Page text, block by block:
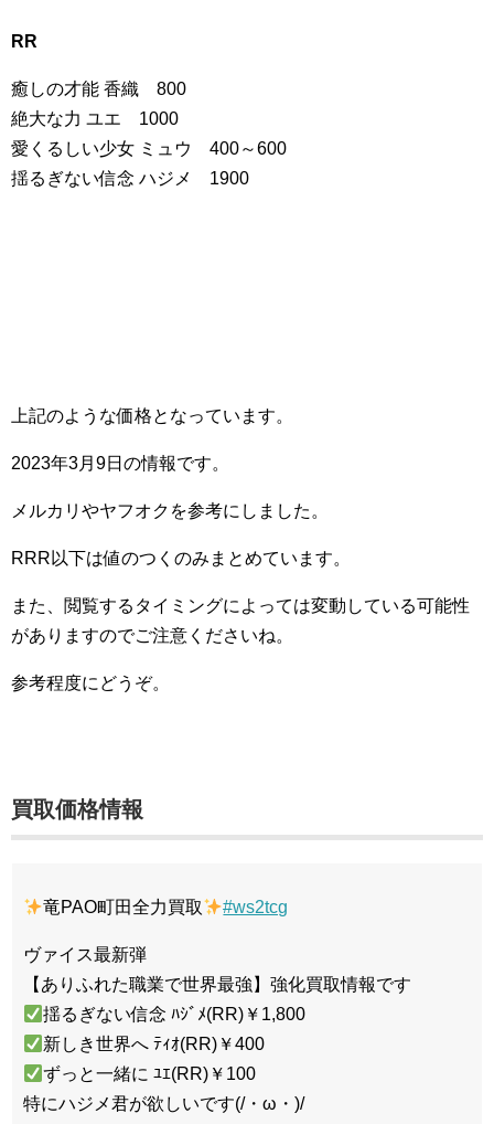
RR
癒しの才能 香織 800
絶大な力 ユエ 1000
愛くるしい少女 ミュウ 400～600
揺るぎない信念 ハジメ 1900
上記のような価格となっています。
2023年3月9日の情報です。
メルカリやヤフオクを参考にしました。
RRR以下は値のつくのみまとめています。
また、閲覧するタイミングによっては変動している可能性
がありますのでご注意くださいね。
参考程度にどうぞ。
買取価格情報
竜PAO町田全力買取 #ws2tcg
ヴァイス最新弾
【ありふれた職業で世界最強】強化買取情報です
揺るぎない信念 ﾊｼﾞﾒ(RR)￥1,800
新しき世界へ ﾃｨｵ(RR)￥400
ずっと一緒に ﾕｴ(RR)￥100
特にハジメ君が欲しいです(/・ω・)/